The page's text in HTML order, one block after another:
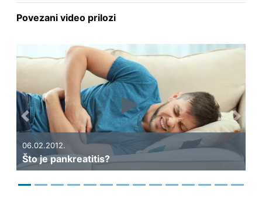
Povezani video prilozi
06.02.2012.
Što je pankreatitis?
Previous Next